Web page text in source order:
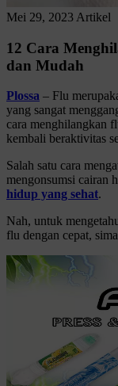
Mei 29, 2023 Artikel
12 Cara
dan Mudah
Plossa – Flu
yang sangat
cara menghilangkan
kembali beraktivitas
Salah satu cara
mengonsumsi cairan
hidup yang sehat.
Nah, untuk
flu dengan cepat,